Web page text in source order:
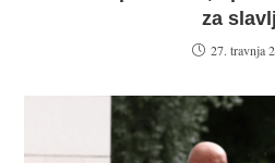
za
27. travnja